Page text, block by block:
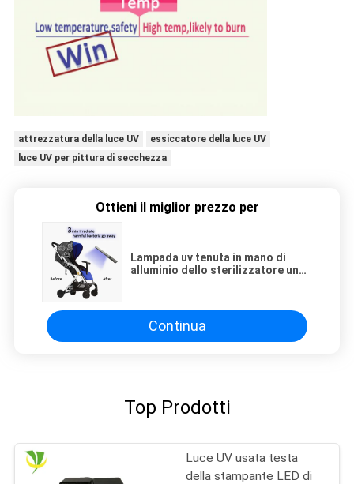
attrezzatura della luce UV
essiccatore della luce UV
luce UV per pittura di secchezza
Ottieni il miglior prezzo per
Lampada uv tenuta in mano di
alluminio dello sterilizzatore un
Continua
Top Prodotti
Luce UV usata testa
della stampante LED di